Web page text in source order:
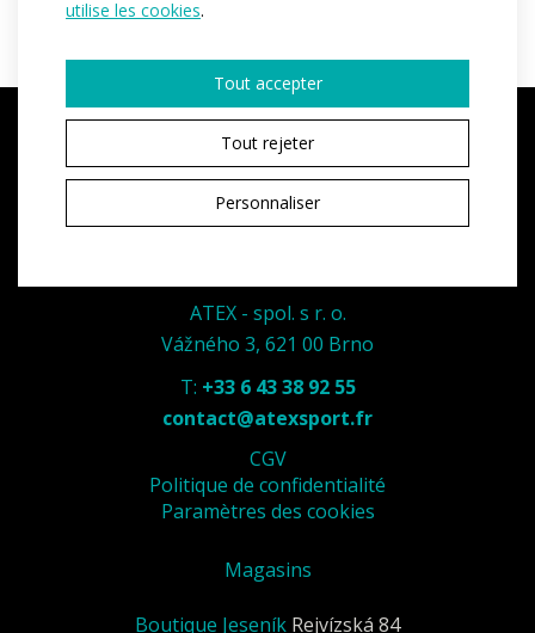
utilise les cookies.
Tout accepter
Tout rejeter
Personnaliser
ATEX - spol. s r. o.
Vážného 3, 621 00 Brno
T: +33 6 43 38 92 55
contact@atexsport.fr
CGV
Politique de confidentialité
Paramètres des cookies
Magasins
Boutique Jeseník Rejvízská 84